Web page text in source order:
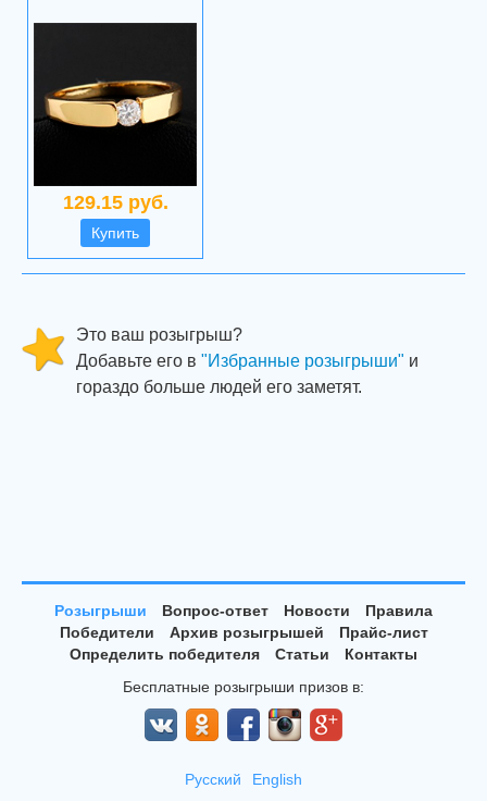
129.15 руб.
Купить
Это ваш розыгрыш?
Добавьте его в "Избранные розыгрыши" и
гораздо больше людей его заметят.
Розыгрыши Вопрос-ответ Новости
Правила
Победители
Архив розыгрышей
Прайс-лист
Определить победителя
Статьи
Контакты
Бесплатные розыгрыши призов в:
Русский English